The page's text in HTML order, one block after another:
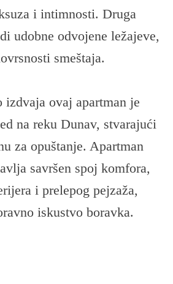
i intimnosti. Druga
udobne odvojene ležajeve,
smeštaja.
izdvaja ovaj apartman je
na reku Dunav, stvarajući
za opuštanje. Apartman
savršen spoj komfora,
i prelepog pejzaža,
iskustvo boravka.